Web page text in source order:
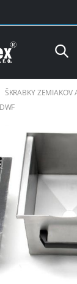
ŠKRABKY ZEMIAKOV